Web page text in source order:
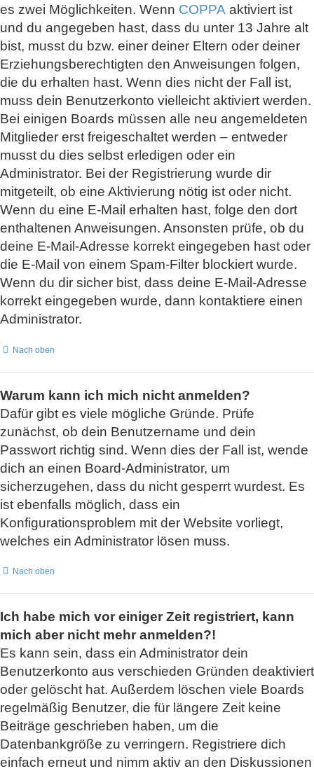
es zwei Möglichkeiten. Wenn COPPA aktiviert ist
und du angegeben hast, dass du unter 13 Jahre alt
bist, musst du bzw. einer deiner Eltern oder deiner
Erziehungsberechtigten den Anweisungen folgen,
die du erhalten hast. Wenn dies nicht der Fall ist,
muss dein Benutzerkonto vielleicht aktiviert werden.
Bei einigen Boards müssen alle neu angemeldeten
Mitglieder erst freigeschaltet werden – entweder
musst du dies selbst erledigen oder ein
Administrator. Bei der Registrierung wurde dir
mitgeteilt, ob eine Aktivierung nötig ist oder nicht.
Wenn du eine E-Mail erhalten hast, folge den dort
enthaltenen Anweisungen. Ansonsten prüfe, ob du
deine E-Mail-Adresse korrekt eingegeben hast oder
die E-Mail von einem Spam-Filter blockiert wurde.
Wenn du dir sicher bist, dass deine E-Mail-Adresse
korrekt eingegeben wurde, dann kontaktiere einen
Administrator.
Nach oben
Warum kann ich mich nicht anmelden?
Dafür gibt es viele mögliche Gründe. Prüfe
zunächst, ob dein Benutzername und dein
Passwort richtig sind. Wenn dies der Fall ist, wende
dich an einen Board-Administrator, um
sicherzugehen, dass du nicht gesperrt wurdest. Es
ist ebenfalls möglich, dass ein
Konfigurationsproblem mit der Website vorliegt,
welches ein Administrator lösen muss.
Nach oben
Ich habe mich vor einiger Zeit registriert, kann
mich aber nicht mehr anmelden?!
Es kann sein, dass ein Administrator dein
Benutzerkonto aus verschieden Gründen deaktiviert
oder gelöscht hat. Außerdem löschen viele Boards
regelmäßig Benutzer, die für längere Zeit keine
Beiträge geschrieben haben, um die
Datenbankgröße zu verringern. Registriere dich
einfach erneut und nimm aktiv an den Diskussionen